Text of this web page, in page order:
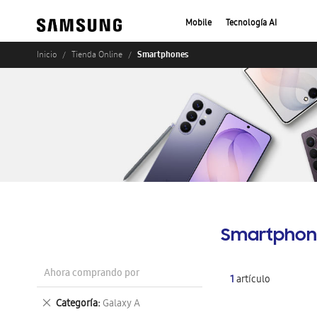
Mobile Tecnología AI
Inicio Tienda Online Smartphones
1artículo
Ahora comprando por
Categoría Galaxy A
Eliminar